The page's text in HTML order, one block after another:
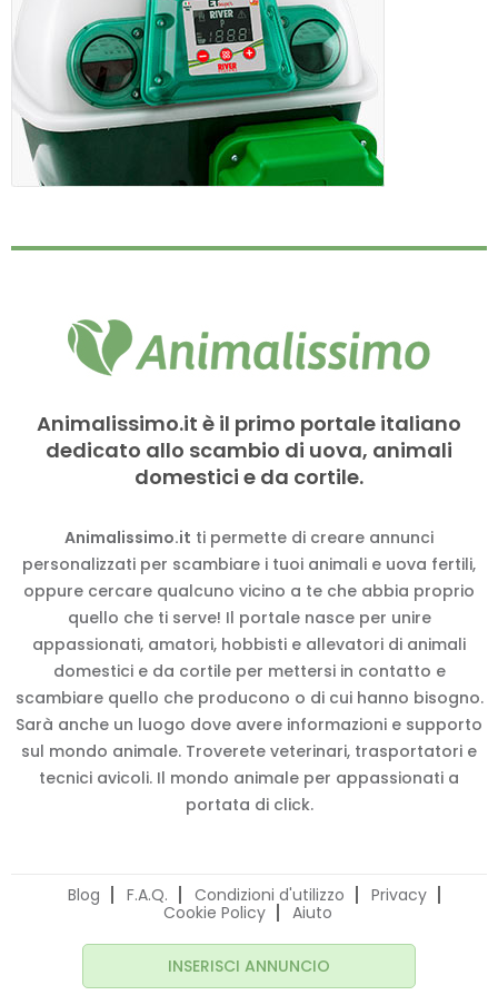
Animalissimo.it è il primo portale italiano
dedicato allo scambio di uova, animali
domestici e da cortile.
Animalissimo.it ti permette di creare annunci
personalizzati per scambiare i tuoi animali e uova fertili,
oppure cercare qualcuno vicino a te che abbia proprio
quello che ti serve! Il portale nasce per unire
appassionati, amatori, hobbisti e allevatori di animali
domestici e da cortile per mettersi in contatto e
scambiare quello che producono o di cui hanno bisogno.
Sarà anche un luogo dove avere informazioni e supporto
sul mondo animale. Troverete veterinari, trasportatori e
tecnici avicoli. Il mondo animale per appassionati a
portata di click.
Blog F.A.Q. Condizioni d'utilizzo
Privacy
Cookie Policy
Aiuto
INSERISCI ANNUNCIO